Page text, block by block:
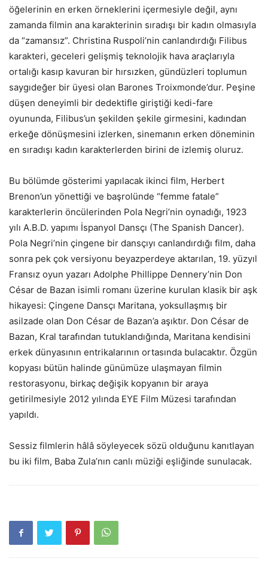
öğelerinin en erken örneklerini içermesiyle değil, aynı
zamanda filmin ana karakterinin sıradışı bir kadın olmasıyla
da “zamansız”. Christina Ruspoli’nin canlandırdığı Filibus
karakteri, geceleri gelişmiş teknolojik hava araçlarıyla
ortalığı kasıp kavuran bir hırsızken, gündüzleri toplumun
saygıdeğer bir üyesi olan Barones Troixmonde’dur. Peşine
düşen deneyimli bir dedektifle giriştiği kedi-fare
oyununda, Filibus’un şekilden şekile girmesini, kadından
erkeğe dönüşmesini izlerken, sinemanın erken döneminin
en sıradışı kadın karakterlerden birini de izlemiş oluruz.
Bu bölümde gösterimi yapılacak ikinci film, Herbert
Brenon’un yönettiği ve başrolünde “femme fatale”
karakterlerin öncülerinden Pola Negri’nin oynadığı, 1923
yılı A.B.D. yapımı İspanyol Dansçı (The Spanish Dancer).
Pola Negri’nin çingene bir dansçıyı canlandırdığı film, daha
sonra pek çok versiyonu beyazperdeye aktarılan, 19. yüzyıl
Fransız oyun yazarı Adolphe Phillippe Dennery’nin Don
César de Bazan isimli romanı üzerine kurulan klasik bir aşk
hikayesi: Çingene Dansçı Maritana, yoksullaşmış bir
asilzade olan Don César de Bazan’a aşıktır. Don César de
Bazan, Kral tarafından tutuklandığında, Maritana kendisini
erkek dünyasının entrikalarının ortasında bulacaktır. Özgün
kopyası bütün halinde günümüze ulaşmayan filmin
restorasyonu, birkaç değişik kopyanın bir araya
getirilmesiyle 2012 yılında EYE Film Müzesi tarafından
yapıldı.
Sessiz filmlerin hâlâ söyleyecek sözü olduğunu kanıtlayan
bu iki film, Baba Zula’nın canlı müziği eşliğinde sunulacak.